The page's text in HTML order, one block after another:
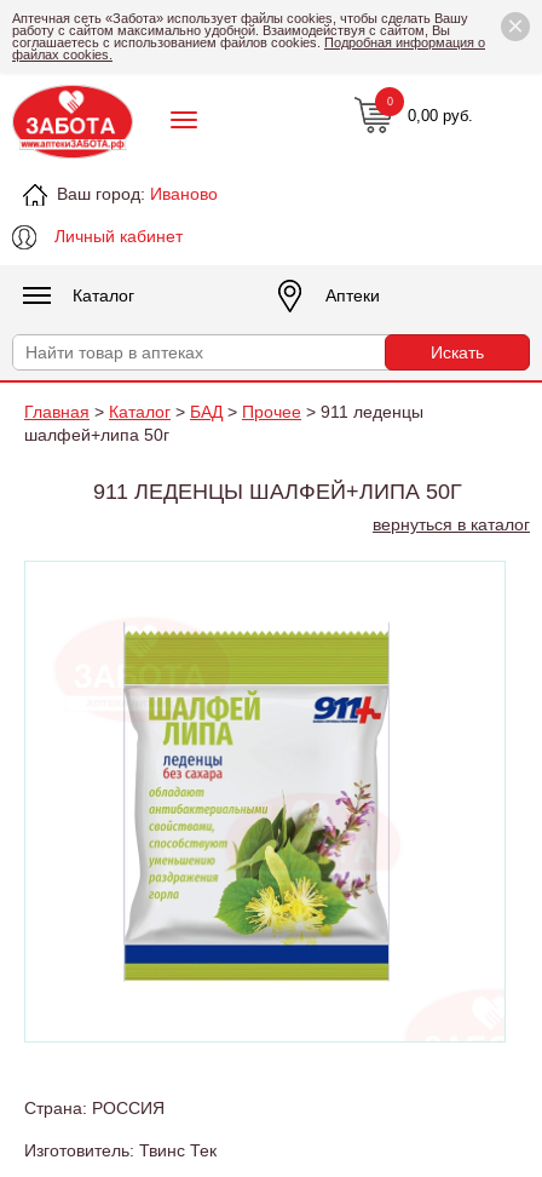
×
Аптечная сеть «Забота» использует файлы cookies, чтобы сделать Вашу
работу с сайтом максимально удобной. Взаимодействуя с сайтом, Вы
соглашаетесь с использованием файлов cookies. Подробная информация о
файлах cookies.
Ваш город: Иваново
Личный кабинет
0,00 руб.
0
Каталог Аптеки
Главная > Каталог > БАД > Прочее > 911 леденцы
шалфей+липа 50г
911 ЛЕДЕНЦЫ ШАЛФЕЙ+ЛИПА 50Г
вернуться в каталог
Страна: РОССИЯ
Изготовитель: Твинс Тек